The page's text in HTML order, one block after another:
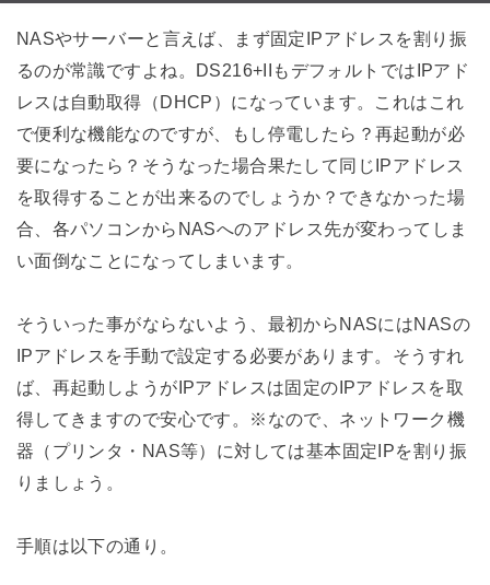
NASやサーバーと言えば、まず固定IPアドレスを割り振
るのが常識ですよね。DS216+IIもデフォルトではIPアド
レスは自動取得（DHCP）になっています。これはこれ
で便利な機能なのですが、もし停電したら？再起動が必
要になったら？そうなった場合果たして同じIPアドレス
を取得することが出来るのでしょうか？できなかった場
合、各パソコンからNASへのアドレス先が変わってしま
い面倒なことになってしまいます。
そういった事がならないよう、最初からNASにはNASの
IPアドレスを手動で設定する必要があります。そうすれ
ば、再起動しようがIPアドレスは固定のIPアドレスを取
得してきますので安心です。※なので、ネットワーク機
器（プリンタ・NAS等）に対しては基本固定IPを割り振
りましょう。
手順は以下の通り。